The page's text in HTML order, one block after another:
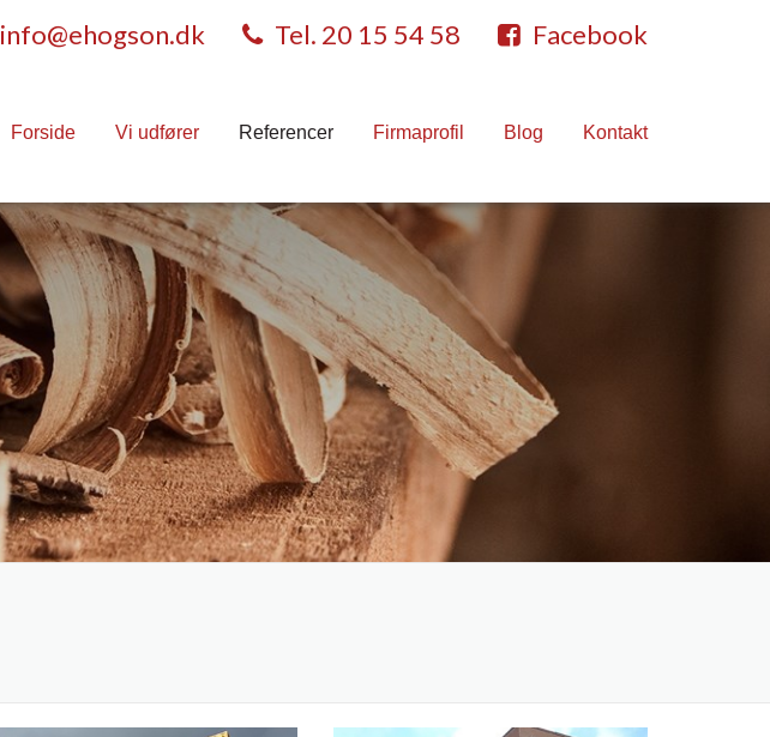
info@ehogson.dk​ Tel. 20 15 54 58 Facebook
Forside Vi udfører Referencer Firmaprofil Blog Kontakt